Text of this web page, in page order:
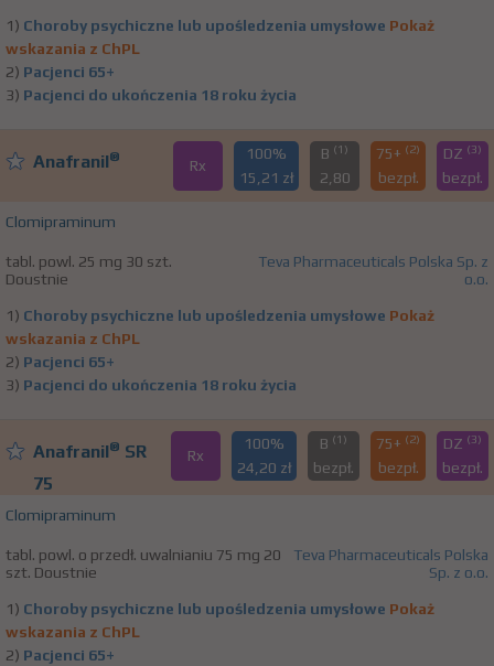
1) Choroby psychiczne lub upośledzenia umysłowe Pokaż
wskazania z ChPL
2) Pacjenci 65+
3) Pacjenci do ukończenia 18 roku życia
Anafranil® Rx
100%
15,21 zł
B (1)
2,80
75+ (2)
bezpł.
DZ (3)
bezpł.
Clomipraminum
tabl. powl. 25 mg 30 szt.
Doustnie
Teva Pharmaceuticals Polska Sp. z
o.o.
1) Choroby psychiczne lub upośledzenia umysłowe Pokaż
wskazania z ChPL
2) Pacjenci 65+
3) Pacjenci do ukończenia 18 roku życia
Anafranil® SR
75
Rx
100%
24,20 zł
B (1)
bezpł.
75+ (2)
bezpł.
DZ (3)
bezpł.
Clomipraminum
tabl. powl. o przedł. uwalnianiu 75 mg 20
szt. Doustnie
Teva Pharmaceuticals Polska
Sp. z o.o.
1) Choroby psychiczne lub upośledzenia umysłowe Pokaż
wskazania z ChPL
2) Pacjenci 65+